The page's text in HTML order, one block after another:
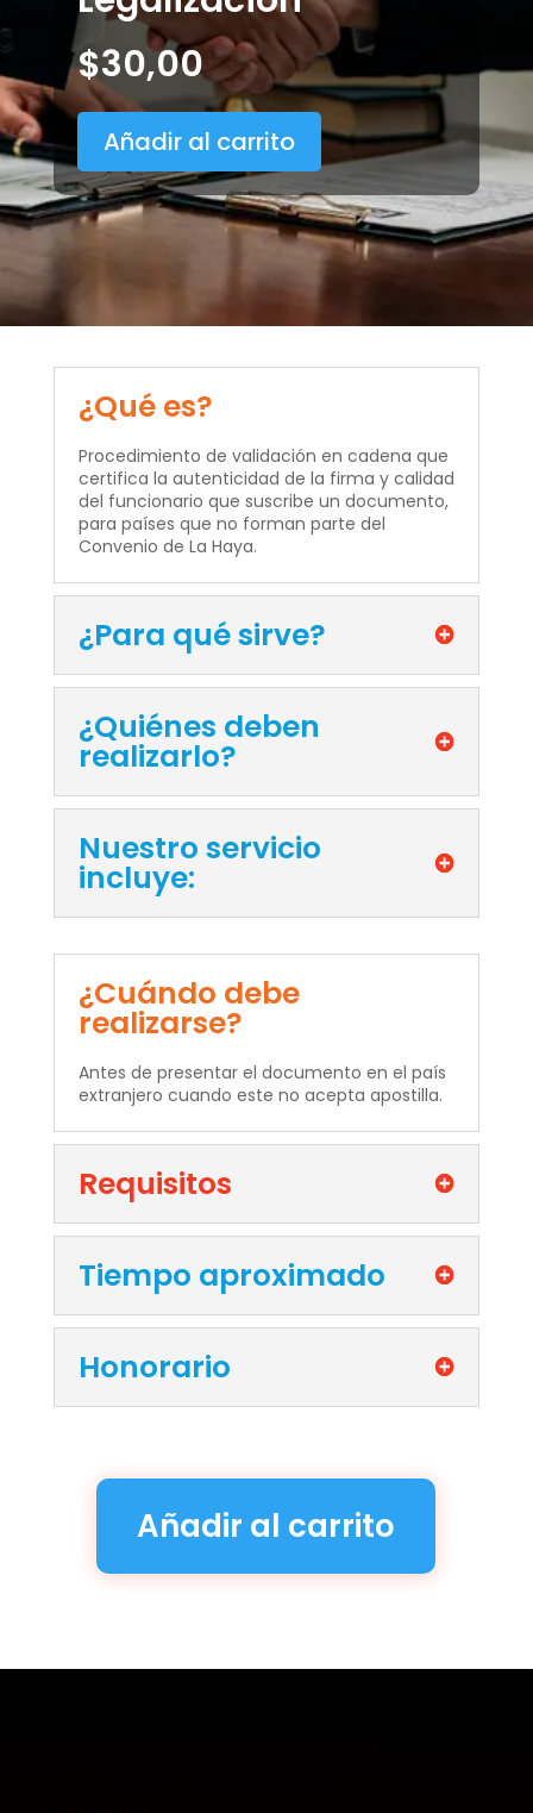
$30,00
Añadir al carrito
¿Qué es?
Procedimiento de validación en cadena que
certifica la autenticidad de la firma y calidad
del funcionario que suscribe un documento,
para países que no forman parte del
Convenio de La Haya.
¿Para qué sirve?
¿Quiénes deben
realizarlo?
Nuestro servicio
incluye:
¿Cuándo debe
realizarse?
Antes de presentar el documento en el país
extranjero cuando este no acepta apostilla.
Requisitos
Tiempo aproximado
Honorario
Añadir al carrito